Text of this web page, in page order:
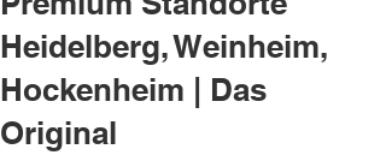
Heidelberg, Weinheim,
Hockenheim | Das
Original